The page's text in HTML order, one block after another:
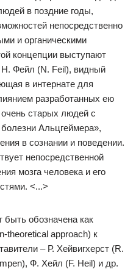
в поздние годы,
непосредственно
и органическими
концепции выступают
Н. Фейл (N. Feil), видный
в интернате для
разработанных ею
старых людей с
Альцгеймера»,
в сознании и поведении.
непосредственной
мозга человека и его
<...>
быть обозначена как
theoretical approach) к
– Р. Хейвигхерст (R.
Ф. Хейл (F. Heil) и др.